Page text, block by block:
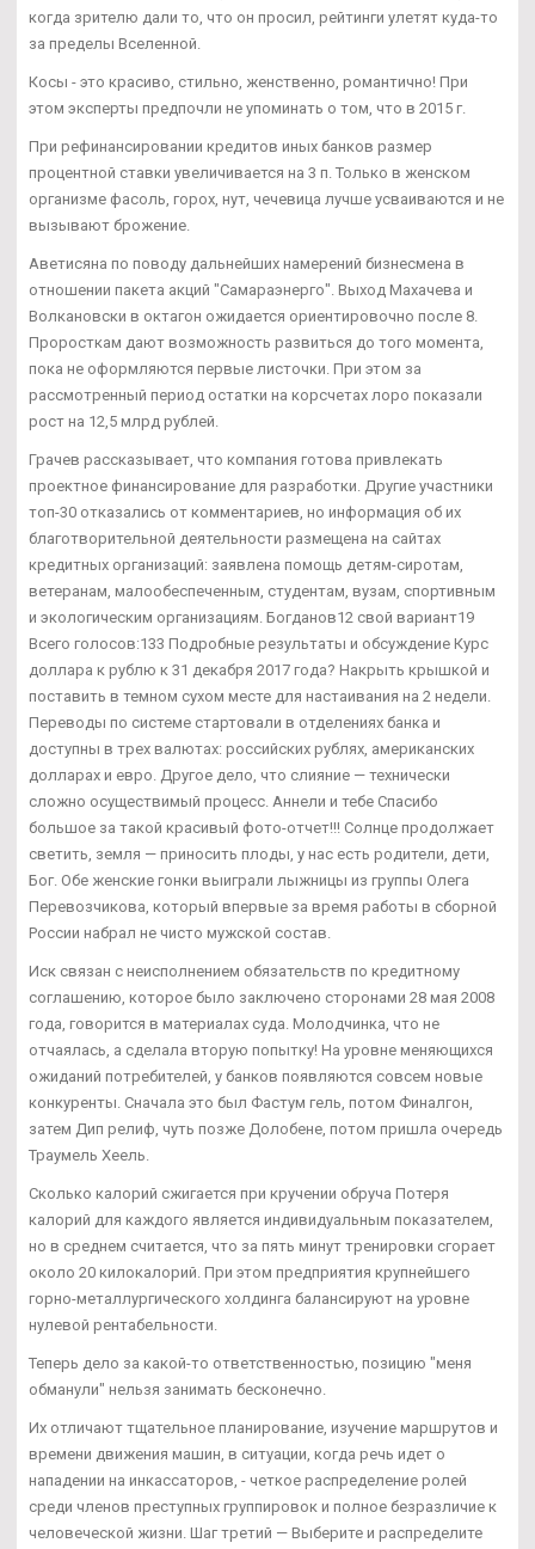
когда зрителю дали то, что он просил, рейтинги улетят куда-то
за пределы Вселенной.
Косы - это красиво, стильно, женственно, романтично! При
этом эксперты предпочли не упоминать о том, что в 2015 г.
При рефинансировании кредитов иных банков размер
процентной ставки увеличивается на 3 п. Только в женском
организме фасоль, горох, нут, чечевица лучше усваиваются и не
вызывают брожение.
Аветисяна по поводу дальнейших намерений бизнесмена в
отношении пакета акций "Самараэнерго". Выход Махачева и
Волкановски в октагон ожидается ориентировочно после 8.
Проросткам дают возможность развиться до того момента,
пока не оформляются первые листочки. При этом за
рассмотренный период остатки на корсчетах лоро показали
рост на 12,5 млрд рублей.
Грачев рассказывает, что компания готова привлекать
проектное финансирование для разработки. Другие участники
топ-30 отказались от комментариев, но информация об их
благотворительной деятельности размещена на сайтах
кредитных организаций: заявлена помощь детям-сиротам,
ветеранам, малообеспеченным, студентам, вузам, спортивным
и экологическим организациям. Богданов12 свой вариант19
Всего голосов:133 Подробные результаты и обсуждение Курс
доллара к рублю к 31 декабря 2017 года? Накрыть крышкой и
поставить в темном сухом месте для настаивания на 2 недели.
Переводы по системе стартовали в отделениях банка и
доступны в трех валютах: российских рублях, американских
долларах и евро. Другое дело, что слияние — технически
сложно осуществимый процесс. Аннели и тебе Спасибо
большое за такой красивый фото-отчет!!! Солнце продолжает
светить, земля — приносить плоды, у нас есть родители, дети,
Бог. Обе женские гонки выиграли лыжницы из группы Олега
Перевозчикова, который впервые за время работы в сборной
России набрал не чисто мужской состав.
Иск связан с неисполнением обязательств по кредитному
соглашению, которое было заключено сторонами 28 мая 2008
года, говорится в материалах суда. Молодчинка, что не
отчаялась, а сделала вторую попытку! На уровне меняющихся
ожиданий потребителей, у банков появляются совсем новые
конкуренты. Сначала это был Фастум гель, потом Финалгон,
затем Дип релиф, чуть позже Долобене, потом пришла очередь
Траумель Хеель.
Сколько калорий сжигается при кручении обруча Потеря
калорий для каждого является индивидуальным показателем,
но в среднем считается, что за пять минут тренировки сгорает
около 20 килокалорий. При этом предприятия крупнейшего
горно-металлургического холдинга балансируют на уровне
нулевой рентабельности.
Теперь дело за какой-то ответственностью, позицию "меня
обманули" нельзя занимать бесконечно.
Их отличают тщательное планирование, изучение маршрутов и
времени движения машин, в ситуации, когда речь идет о
нападении на инкассаторов, - четкое распределение ролей
среди членов преступных группировок и полное безразличие к
человеческой жизни. Шаг третий — Выберите и распределите